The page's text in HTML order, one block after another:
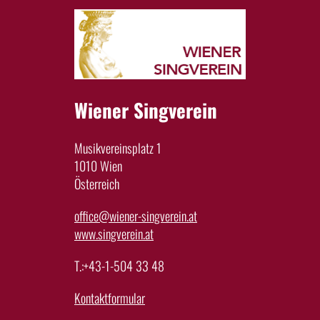
Wiener Singverein
Musikvereinsplatz 1
1010 Wien
Österreich
office@wiener-singverein.at
www.singverein.at
T.:+43-1-504 33 48
Kontaktformular